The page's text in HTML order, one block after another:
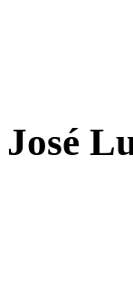
José